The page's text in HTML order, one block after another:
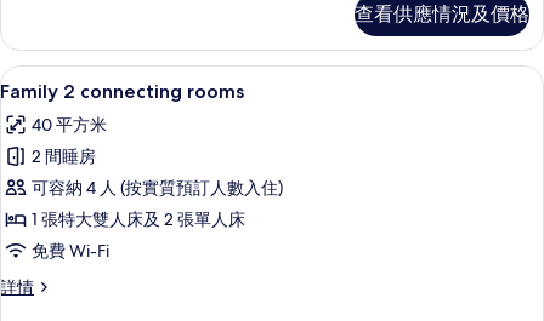
相
片
詳
情
查看供應情況及價格
載
入
所
有
Family
2
connecting
rooms
高級寢具、羽絨被、特厚豪華床墊、迷
12
Family 2 connecting rooms
40 平方米
2 間睡房
可容納 4 人 (按實質預訂人數入住)
1 張特大雙人床及 2 張單人床
免費 Wi-Fi
詳情
Family